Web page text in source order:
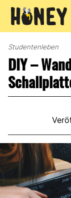
Inhalt
Studentenleben
DIY –